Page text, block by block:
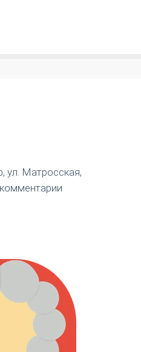
ул. Матросская,